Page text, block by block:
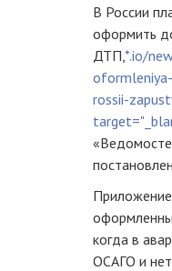
В России
оформить
ДТП, *.io/
rossii-
когда в
ОСАГО и